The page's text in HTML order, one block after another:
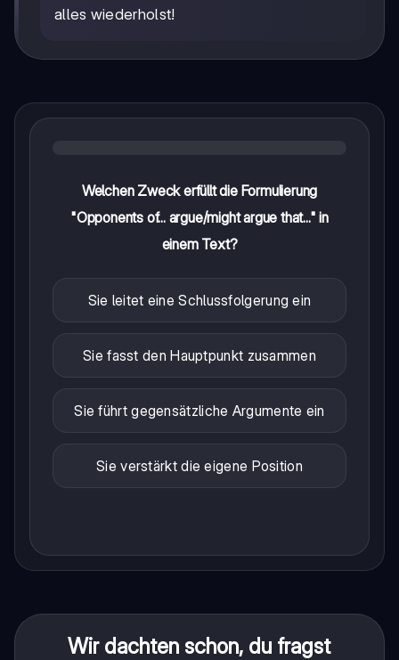
alles wiederholst!
Welchen Zweck erfüllt die Formulierung
"Opponents of... argue/might argue that..." in
einem Text?
Sie leitet eine Schlussfolgerung ein
Sie fasst den Hauptpunkt zusammen
Sie führt gegensätzliche Argumente ein
Sie verstärkt die eigene Position
Wir dachten schon, du fragst